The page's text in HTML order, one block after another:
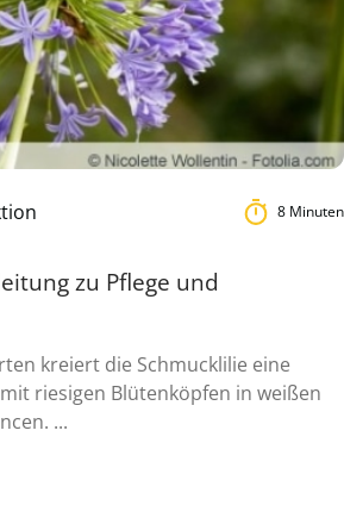
8 Minuten
zu Pflege und
kreiert die Schmucklilie eine
riesigen Blütenköpfen in weißen
...